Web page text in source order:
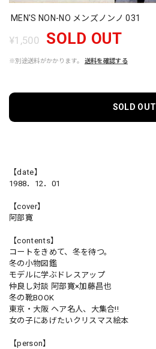
MEN'S NON-NO メンズノンノ 031
¥1,500 SOLD OUT
※別途送料がかかります。 送料を確認する
SOLD OUT
【date】
1988．12．01
【cover】
阿部寛
【contents】
コートをきめて、冬を待つ。
冬の小物図鑑
モデルに学ぶドレスアップ
仲良し対談 阿部寛×加藤昌也
冬の靴BOOK
東京・大阪 ヘア名人、大集合!!
女の子にあげたいクリスマス絵本
【person】